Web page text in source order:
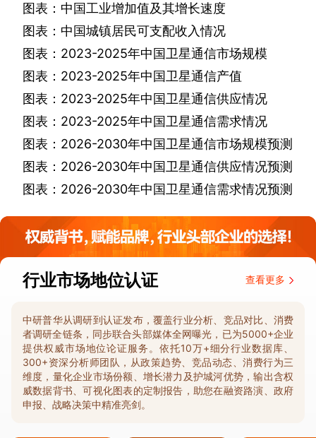
图表：中国工业增加值及其增长速度
图表：中国城镇居民可支配收入情况
图表： 2023-2025年中国卫星通信市场规模
图表： 2023-2025年中国卫星通信产值
图表： 2023-2025年中国卫星通信供应情况
图表： 2023-2025年中国卫星通信需求情况
图表： 2026-2030年中国卫星通信市场规模预测
图表： 2026-2030年中国卫星通信供应情况预测
图表： 2026-2030年中国卫星通信需求情况预测
行业市场地位认证 查看更多
中研普华从调研到认证发布，覆盖行业分析、竞品对比、消费
者调研全链条，同步联合头部媒体全网曝光，已为5000+企业
提供权威市场地位论证服务。依托10万+细分行业数据库、
300+资深分析师团队，从政策趋势、竞品动态、消费行为三
维度，量化企业市场份额、增长潜力及护城河优势，输出含权
威数据背书、可视化图表的定制报告，助您在融资路演、政府
申报、战略决策中精准亮剑。